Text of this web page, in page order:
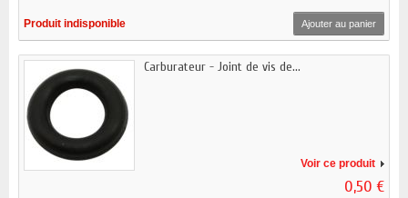
Produit indisponible Ajouter au panier
Carburateur - Joint de vis de...
Voir ce produit
0,50 €